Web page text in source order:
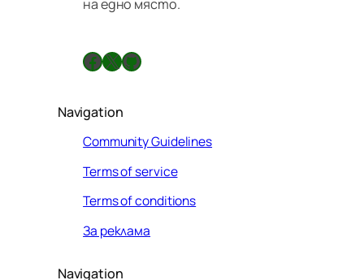
на едно място.
Facebook X GitHub
Navigation
Community Guidelines
Terms of service
Terms of conditions
За реклама
Navigation